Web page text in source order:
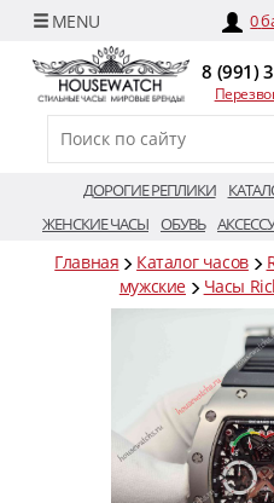
0
8 (991)
ДОРОГИЕ РЕПЛИКИ
ЖЕНСКИЕ ЧАСЫ ОБУВЬ
Главная Каталог часов
мужские
Часы